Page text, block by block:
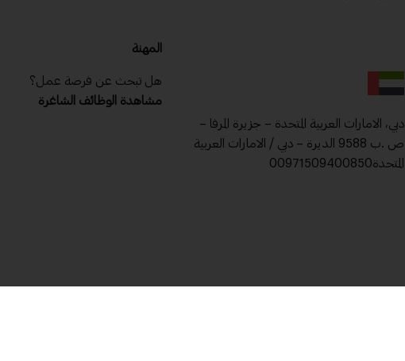
دبي، الامارات العربية المتحدة – جزيرة المرفا –
ص .ب 9588 الديرة – دبي / الامارات العربية
المتحدة00971509400850
المهنة
هل تبحث عن فرصة عمل؟
مشاهدة الوظائف الشاغرة